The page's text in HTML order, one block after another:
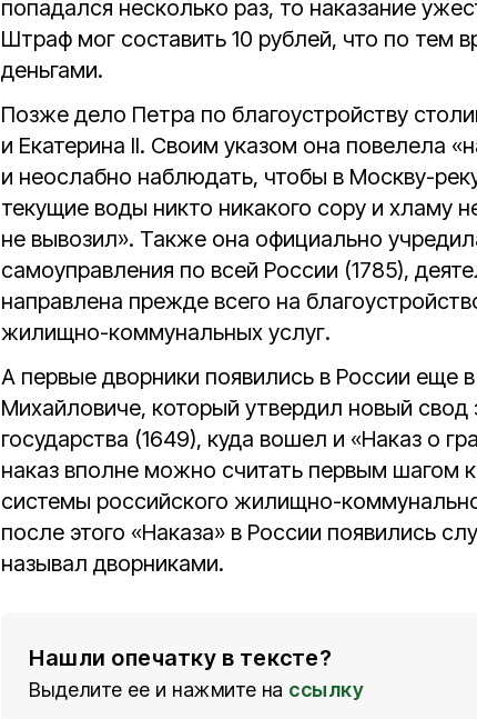
попадался несколько раз, то наказание
Штраф мог составить 10 рублей, что по тем
деньгами.
Позже дело Петра по благоустройству
и Екатерина II. Своим указом она повелела
и неослабно наблюдать, чтобы в Москву-
текущие воды никто никакого сору и хламу
не вывозил». Также она официально
самоуправления по всей России (1785),
направлена прежде всего на
жилищно-коммунальных услуг.
А первые дворники появились в России еще
Михайловиче, который утвердил новый свод
государства (1649), куда вошел и «Наказ о
наказ вполне можно считать первым шагом
системы российского жилищно-
после этого «Наказа» в России появились
называл дворниками.
Нашли опечатку в тексте?
Выделите ее и нажмите на ссылку